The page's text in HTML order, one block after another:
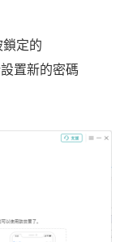
定的
置新的密碼